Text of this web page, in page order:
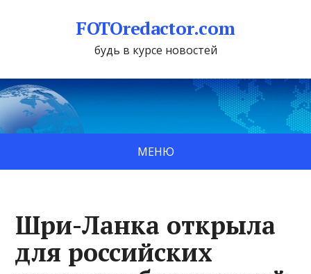
FOTOredactor.com
будь в курсе новостей
МЕНЮ
Шри-Ланка открыла
для российских